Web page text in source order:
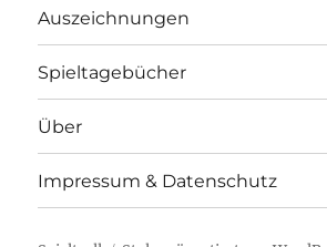
Auszeichnungen
Spieltagebücher
Über
Impressum & Datenschutz